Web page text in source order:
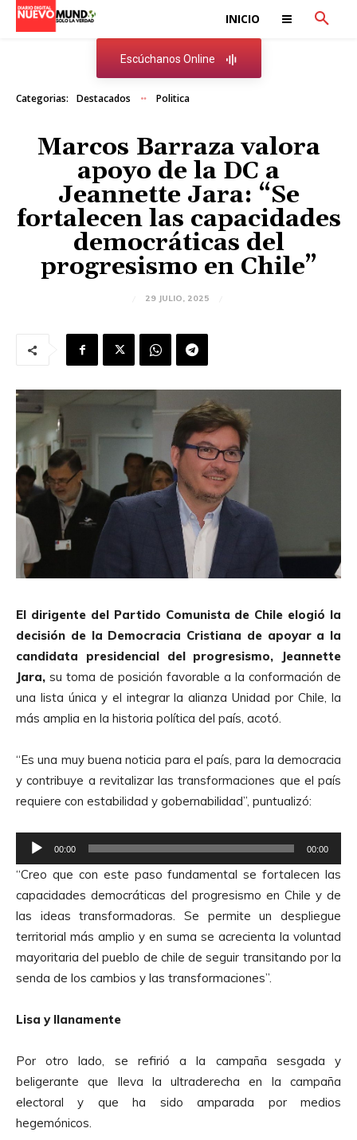
INICIO
Escúchanos Online
Categorias: Destacados Politica
Marcos Barraza valora
apoyo de la DC a
Jeannette Jara: “Se
fortalecen las capacidades
democráticas del
progresismo en Chile”
29 JULIO, 2025
El dirigente del Partido Comunista de Chile elogió la
decisión de la Democracia Cristiana de apoyar a la
candidata presidencial del progresismo, Jeannette
Jara, su toma de posición favorable a la conformación de
una lista única y el integrar la alianza Unidad por Chile, la
más amplia en la historia política del país, acotó.
“Es una muy buena noticia para el país, para la democracia
y contribuye a revitalizar las transformaciones que el país
requiere con estabilidad y gobernabilidad”, puntualizó:
e
r
o
d
u
c
o
d
e
A
u
00:00 00:00
“Creo que con este paso fundamental se fortalecen las
capacidades democráticas del progresismo en Chile y de
las ideas transformadoras. Se permite un despliegue
territorial más amplio y en suma se acrecienta la voluntad
mayoritaria del pueblo de chile de seguir transitando por la
senda de los cambios y las transformaciones”.
Lisa y llanamente
Por otro lado, se refirió a la campaña sesgada y
beligerante que lleva la ultraderecha en la campaña
electoral y que ha sido amparada por medios
hegemónicos.